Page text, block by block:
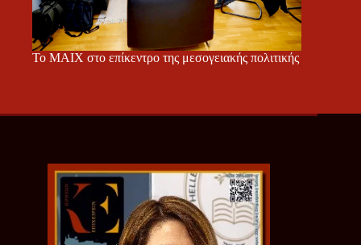
Το ΜΑΙΧ στο επίκεντρο της μεσογειακής πολιτικής